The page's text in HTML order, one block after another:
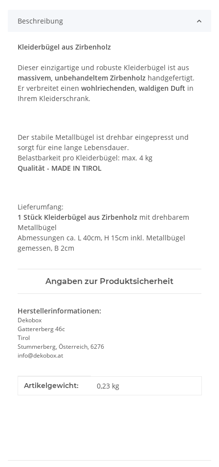
Beschreibung
Kleiderbügel aus Zirbenholz
Dieser einzigartige und robuste Kleiderbügel ist aus
massivem, unbehandeltem Zirbenholz handgefertigt.
Er verbreitet einen wohlriechenden, waldigen Duft in
Ihrem Kleiderschrank.
Der stabile Metallbügel ist drehbar eingepresst und
sorgt für eine lange Lebensdauer.
Belastbarkeit pro Kleiderbügel: max. 4 kg
Qualität - MADE IN TIROL
Lieferumfang:
1 Stück Kleiderbügel aus Zirbenholz mit drehbarem
Metallbügel
Abmessungen ca. L 40cm, H 15cm inkl. Metallbügel
gemessen, B 2cm
Angaben zur Produktsicherheit
Herstellerinformationen:
Dekobox
Gattererberg 46c
Tirol
Stummerberg, Österreich, 6276
info@dekobox.at
Produkteigenschaft
Wert
Artikelgewicht: 0,23 kg